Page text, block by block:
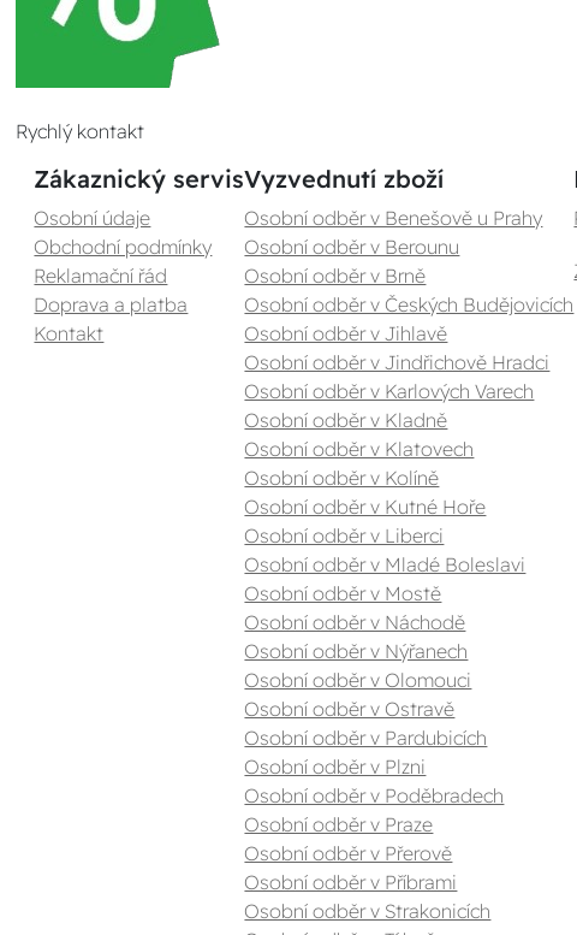
Rychlý kontakt
Zákaznický servis
Osobní údaje
Obchodní podmínky
Reklamační řád
Doprava a platba
Kontakt
Vyzvednutí zboží
Osobní odběr v Benešově u Prahy
Osobní odběr v Berounu
Osobní odběr v Brně
Osobní odběr v Českých Budějovicích
Osobní odběr v Jihlavě
Osobní odběr v Jindřichově Hradci
Osobní odběr v Karlových Varech
Osobní odběr v Kladně
Osobní odběr v Klatovech
Osobní odběr v Kolíně
Osobní odběr v Kutné Hoře
Osobní odběr v Liberci
Osobní odběr v Mladé Boleslavi
Osobní odběr v Mostě
Osobní odběr v Náchodě
Osobní odběr v Nýřanech
Osobní odběr v Olomouci
Osobní odběr v Ostravě
Osobní odběr v Pardubicích
Osobní odběr v Plzni
Osobní odběr v Poděbradech
Osobní odběr v Praze
Osobní odběr v Přerově
Osobní odběr v Příbrami
Osobní odběr v Strakonicích